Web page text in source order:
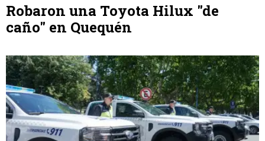
Robaron una Toyota Hilux "de
caño" en Quequén